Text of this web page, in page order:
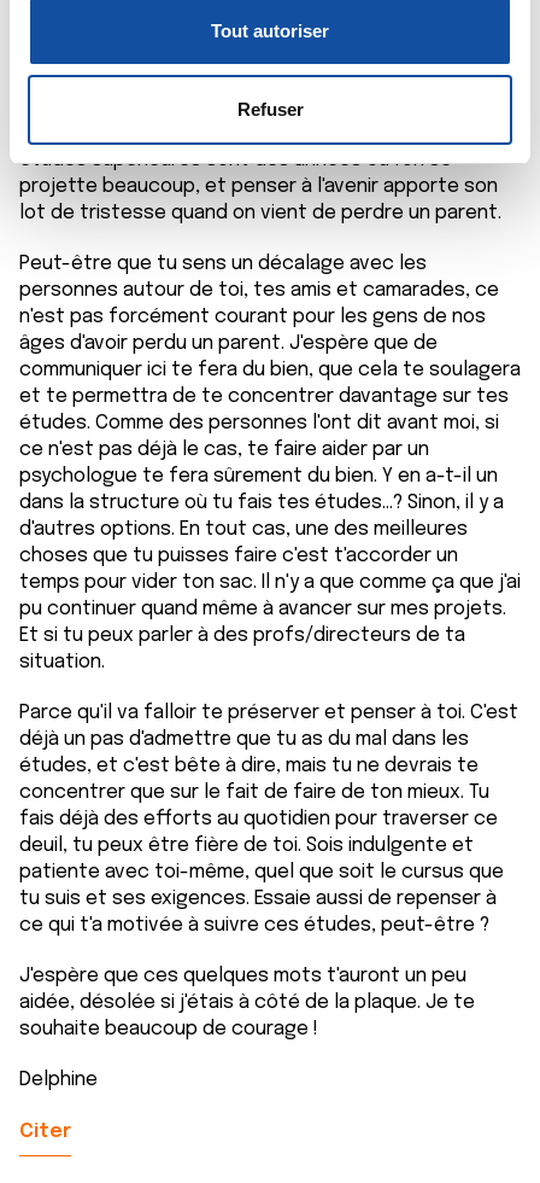
personnelles et définir vos préférences, reportez-vous à
votre consentement à tout moment à partir de la
déclaration sur les cookies.
Les cookies nous permettent de personnaliser le contenu
et les annonces, d'offrir des fonctionnalités relatives aux
médias sociaux et d'analyser notre trafic. Nous
partageons également des informations sur l'utilisation de
notre site avec nos partenaires de médias sociaux, de
publicité et d'analyse, qui peuvent combiner celles-ci
avec d'autres informations que vous leur avez fournies
ou qu'ils ont collectées lors de votre utilisation de leurs
services.
t
m
Tout autoriser
Refuser
compliqué comme ça, et perdre un parent est un
déjà te rassurer sur le fait qu'il est normal que tu aies
du mal à travailler/te concentrer... ça me semble
études supérieures sont des années où l'on se
projette beaucoup, et penser à l'avenir apporte son
lot de tristesse quand on vient de perdre un parent.
Peut-être que tu sens un décalage avec les
personnes autour de toi, tes amis et camarades, ce
n'est pas forcément courant pour les gens de nos
âges d'avoir perdu un parent. J'espère que de
communiquer ici te fera du bien, que cela te soulagera
et te permettra de te concentrer davantage sur tes
études. Comme des personnes l'ont dit avant moi, si
ce n'est pas déjà le cas, te faire aider par un
psychologue te fera sûrement du bien. Y en a-t-il un
dans la structure où tu fais tes études...? Sinon, il y a
d'autres options. En tout cas, une des meilleures
choses que tu puisses faire c'est t'accorder un
temps pour vider ton sac. Il n'y a que comme ça que j'ai
pu continuer quand même à avancer sur mes projets.
Et si tu peux parler à des profs/directeurs de ta
situation.
Parce qu'il va falloir te préserver et penser à toi. C'est
déjà un pas d'admettre que tu as du mal dans les
études, et c'est bête à dire, mais tu ne devrais te
concentrer que sur le fait de faire de ton mieux. Tu
fais déjà des efforts au quotidien pour traverser ce
deuil, tu peux être fière de toi. Sois indulgente et
patiente avec toi-même, quel que soit le cursus que
tu suis et ses exigences. Essaie aussi de repenser à
ce qui t'a motivée à suivre ces études, peut-être ?
J'espère que ces quelques mots t'auront un peu
aidée, désolée si j'étais à côté de la plaque. Je te
souhaite beaucoup de courage !
Delphine
Citer